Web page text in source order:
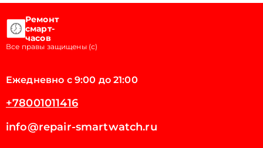
Ремонт
смарт-
часов
Все правы защищены (с)
Ежедневно с 9:00 до 21:00
+78001011416
info@repair-smartwatch.ru